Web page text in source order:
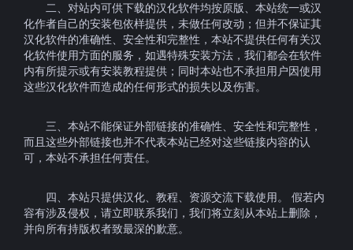
二、对站内可供下载的汉化软件均按原版、本站统一或汉
化作者自己的安装包依样提供，未做任何改动；但并不保证其
汉化软件的准确性、安全性和完整性，本站不提供任何有关汉
化软件使用方面的服务，如遇特殊安装方法，我们都会在软件
内有所提示或有安装教程提供；同时本站也不承担用户因使用
这些汉化软件而造成的任何形式的损失以及伤害。
三、本站不能保证外部链接的准确性、安全性和完整性，
而且这些外部链接也并不代表本站已经对这些链接内容的认
可，本站不承担任何责任。
四、 本站只提供汉化、教程、资源交流下载使用。 假若内
容有涉及侵权，请立即联系我们，我们将立刻从本站上删除，
并向所有持版权者致最深的歉意。